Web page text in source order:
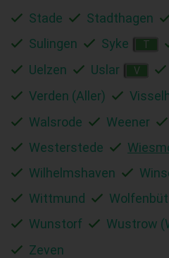
Stade
Stadthagen
Sulingen
Syke T
Uelzen Uslar V
Verden (Aller)
Walsrode Weener
Westerstede
Wilhelmshaven
Wittmund
Wunstorf
Wustrow
Zeven